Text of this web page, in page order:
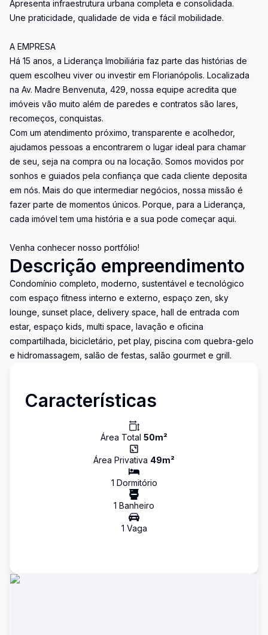
Apresenta infraestrutura urbana completa e consolidada.
Une praticidade, qualidade de vida e fácil mobilidade.
A EMPRESA
Há 15 anos, a Liderança Imobiliária faz parte das histórias de
quem escolheu viver ou investir em Florianópolis. Localizada
na Av. Madre Benvenuta, 429, nossa equipe acredita que
imóveis vão muito além de paredes e contratos são lares,
recomeços, conquistas.
Com um atendimento próximo, transparente e acolhedor,
ajudamos pessoas a encontrarem o lugar ideal para chamar
de seu, seja na compra ou na locação. Somos movidos por
sonhos e guiados pela confiança que cada cliente deposita
em nós. Mais do que intermediar negócios, nossa missão é
fazer parte de momentos únicos. Porque, para a Liderança,
cada imóvel tem uma história e a sua pode começar aqui.
Venha conhecer nosso portfólio!
Descrição empreendimento
Condomínio completo, moderno, sustentável e tecnológico
com espaço fitness interno e externo, espaço zen, sky
lounge, sunset place, delivery space, hall de entrada com
estar, espaço kids, multi space, lavação e oficina
compartilhada, bicicletário, pet play, piscina com quebra-gelo
e hidromassagem, salão de festas, salão gourmet e grill.
Características
Área Total 50m²
Área Privativa 49m²
1 Dormitório
1 Banheiro
1 Vaga